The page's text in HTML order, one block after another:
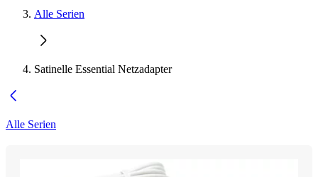
Alle Serien
Satinelle Essential Netzadapter
Alle Serien